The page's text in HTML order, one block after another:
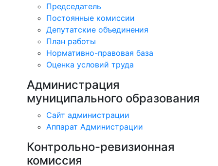
Председатель
Постоянные комиссии
Депутатские объединения
План работы
Нормативно-правовая база
Оценка условий труда
Администрация
муниципального образования
Сайт администрации
Аппарат Администрации
Контрольно-ревизионная
комиссия